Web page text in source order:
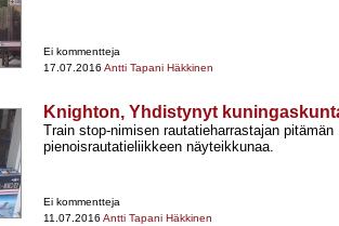
Ei kommentteja
17.07.2016 Antti Tapani Häkkinen
Knighton, Yhdistynyt
Train stop-​nimisen rautatieharrastajan pitämän
pienoisrautatieliikkeen näyteikkunaa.
Ei kommentteja
11.07.2016 Antti Tapani Häkkinen